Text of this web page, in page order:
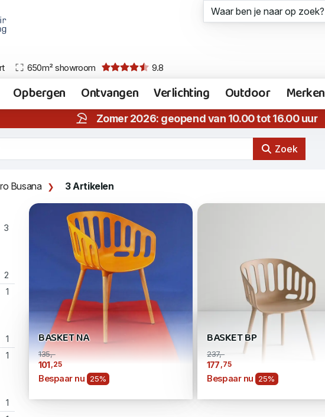
650m² showroom 9.8
Opbergen Ontvangen Verlichting Outdoor Merken
Zomer 2026: geopend van 10.00 tot 16.00 uur
Zoek
Busana 3 Artikelen
3
2
1
1
1
1
BASKET NA
135,-
101 ,25
Bespaar nu 25%
BASKET BP
237,-
177 ,75
Bespaar nu 25%